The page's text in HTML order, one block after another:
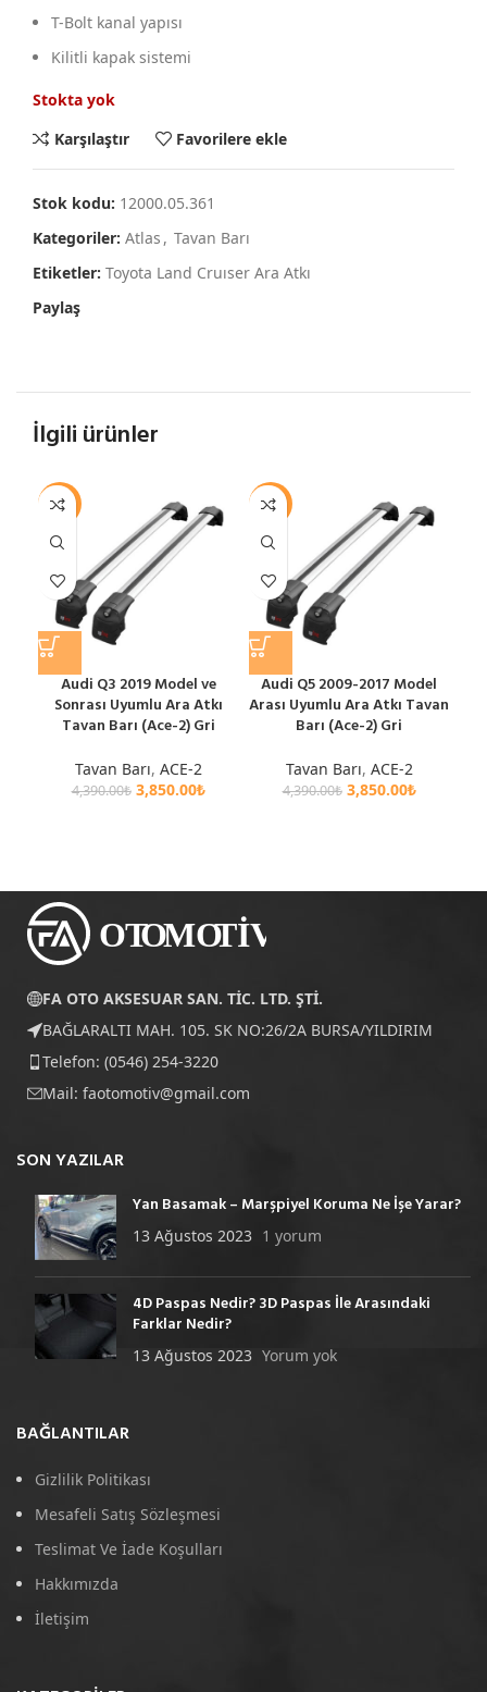
T-Bolt kanal yapısı
Kilitli kapak sistemi
Stokta yok
Karşılaştır
Favorilere ekle
Stok kodu: 12000.05.361
Kategoriler: Atlas , Tavan Barı
Etiketler: Toyota Land Cruıser Ara Atkı
Paylaş
İlgili ürünler
-12%
Audi Q3 2019 Model ve
Sonrası Uyumlu Ara Atkı
Tavan Barı (Ace-2) Gri
Tavan Barı, ACE-2
4,390.00₺ 3,850.00₺
-12%
Audi Q5 2009-2017 Model
Arası Uyumlu Ara Atkı Tavan
Barı (Ace-2) Gri
Tavan Barı, ACE-2
4,390.00₺ 3,850.00₺
FA OTO AKSESUAR SAN. TİC. LTD. ŞTİ.
BAĞLARALTI MAH. 105. SK NO:26/2A BURSA/YILDIRIM
Telefon: (0546) 254-3220
Mail: faotomotiv@gmail.com
SON YAZILAR
Yan Basamak – Marşpiyel Koruma Ne İşe Yarar?
13 Ağustos 2023 1 yorum
4D Paspas Nedir? 3D Paspas İle Arasındaki
Farklar Nedir?
13 Ağustos 2023 Yorum yok
BAĞLANTILAR
Gizlilik Politikası
Mesafeli Satış Sözleşmesi
Teslimat Ve İade Koşulları
Hakkımızda
İletişim